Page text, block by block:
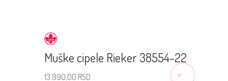
Muške cipele Rieker 38554-22
13.990,00 RSD